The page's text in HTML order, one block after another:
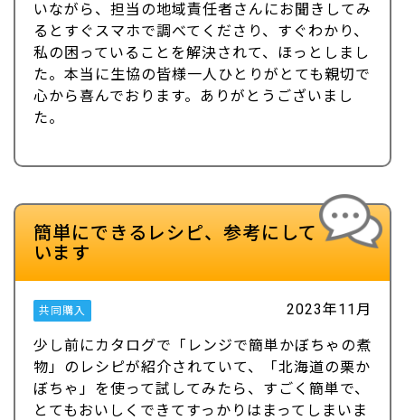
いながら、担当の地域責任者さんにお聞きしてみ
るとすぐスマホで調べてくださり、すぐわかり、
私の困っていることを解決されて、ほっとしまし
た。本当に生協の皆様一人ひとりがとても親切で
心から喜んでおります。ありがとうございまし
た。
簡単にできるレシピ、参考にして
います
共同購入 2023年11月
少し前にカタログで「レンジで簡単かぼちゃの煮
物」のレシピが紹介されていて、「北海道の栗か
ぼちゃ」を使って試してみたら、すごく簡単で、
とてもおいしくできてすっかりはまってしまいま